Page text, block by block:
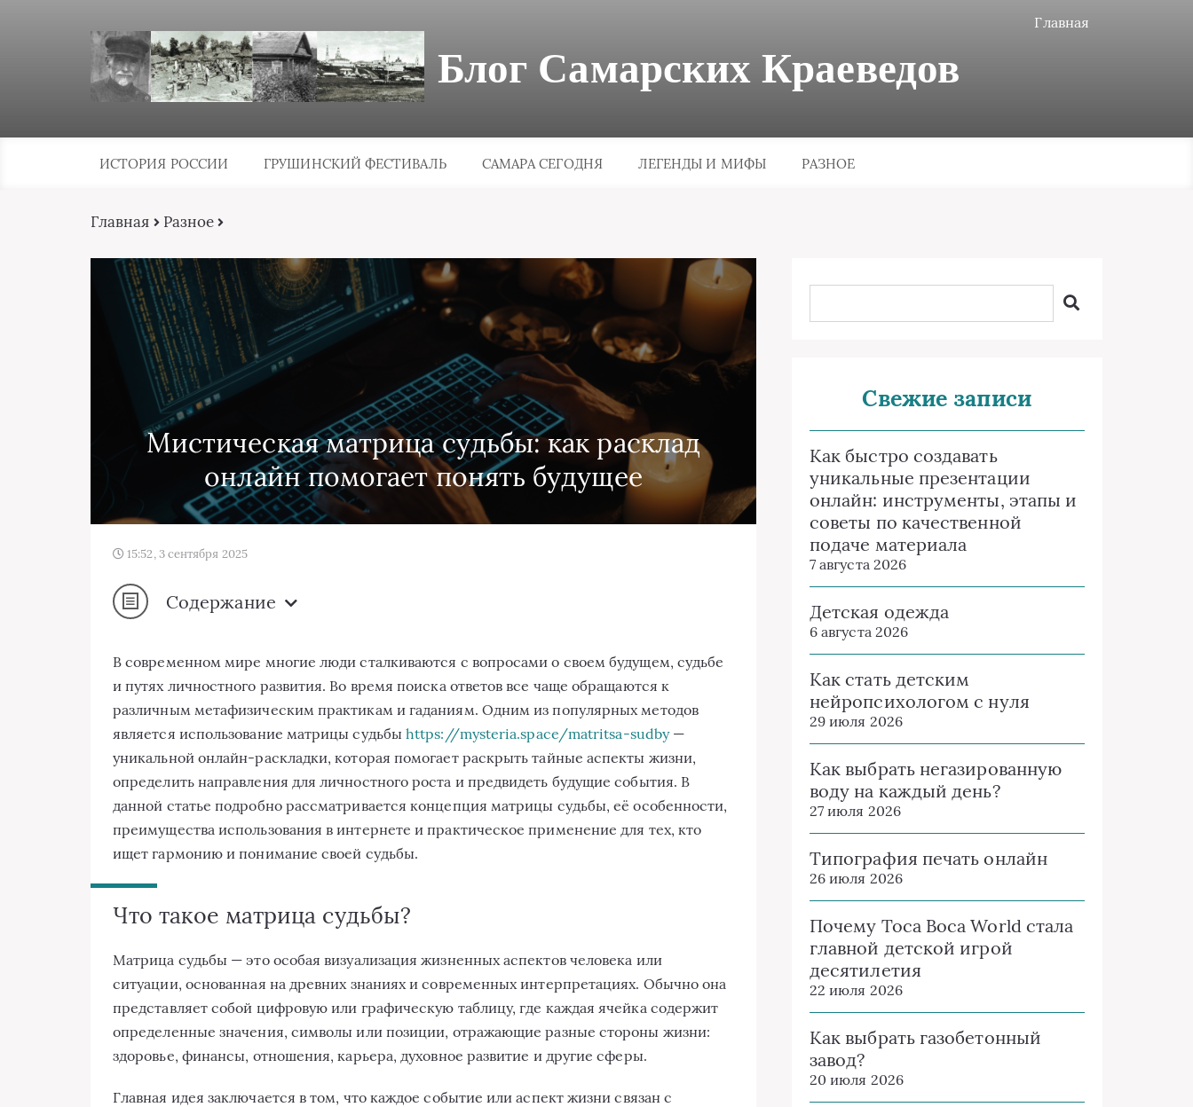
Главная
Блог Самарских Краеведов
ИСТОРИЯ РОССИИ ГРУШИНСКИЙ ФЕСТИВАЛЬ САМАРА СЕГОДНЯ ЛЕГЕНДЫ И МИФЫ РАЗНОЕ
Главная Разное
Мистическая матрица судьбы: как расклад
онлайн помогает понять будущее
15:52, 3 сентября 2025
Содержание
В современном мире многие люди сталкиваются с вопросами о своем будущем, судьбе
и путях личностного развития. Во время поиска ответов все чаще обращаются к
различным метафизическим практикам и гаданиям. Одним из популярных методов
является использование матрицы судьбыhttps://mysteria.space/matritsa-sudby—
уникальной онлайн-раскладки, которая помогает раскрыть тайные аспекты жизни,
определить направления для личностного роста и предвидеть будущие события. В
данной статье подробно рассматривается концепция матрицы судьбы, её особенности,
преимущества использования в интернете и практическое применение для тех, кто
ищет гармонию и понимание своей судьбы.
Что такое матрица судьбы?
Матрица судьбы — это особая визуализация жизненных аспектов человека или
ситуации, основанная на древних знаниях и современных интерпретациях. Обычно она
представляет собой цифровую или графическую таблицу, где каждая ячейка содержит
определенные значения, символы или позиции, отражающие разные стороны жизни:
здоровье, финансы, отношения, карьера, духовное развитие и другие сферы.
Главная идея заключается в том, что каждое событие или аспект жизни связан с
Свежие записи
Как быстро создавать
уникальные презентации
онлайн: инструменты, этапы и
советы по качественной
подаче материала
7 августа 2026
Детская одежда
6 августа 2026
Как стать детским
нейропсихологом с нуля
29 июля 2026
Как выбрать негазированную
воду на каждый день?
27 июля 2026
Типография печать онлайн
26 июля 2026
Почему Toca Boca World стала
главной детской игрой
десятилетия
22 июля 2026
Как выбрать газобетонный
завод?
20 июля 2026